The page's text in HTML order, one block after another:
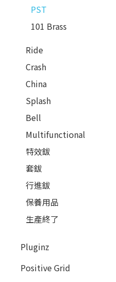
PST
101 Brass
Ride
Crash
China
Splash
Bell
Multifunctional
特效鈸
套鈸
行進鈸
保養用品
生產終了
Pluginz
Positive Grid